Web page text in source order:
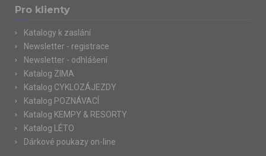
Pro klienty
Katalogy k zaslání
Newsletter - registrace
Newsletter - odhlášení
Katalog ZIMA
Katalog CYKLOZÁJEZDY
Katalog POZNÁVACÍ
Katalog KEMPY & RESORTY
Katalog LÉTO
Dárkové poukazy on-line